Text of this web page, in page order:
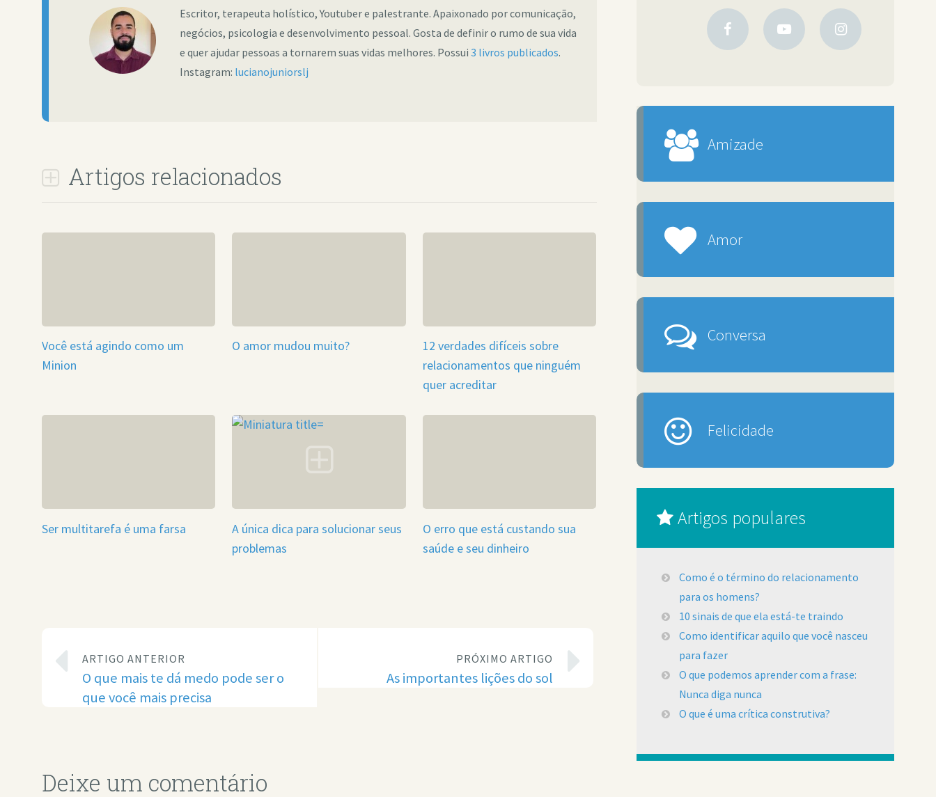
Escritor, terapeuta holístico, Youtuber e palestrante. Apaixonado por comunicação,
negócios, psicologia e desenvolvimento pessoal. Gosta de definir o rumo de sua vida
e quer ajudar pessoas a tornarem suas vidas melhores. Possui 3 livros publicados.
Instagram: lucianojuniorslj
Artigos relacionados
Você está agindo como um
Minion
O amor mudou muito?
12 verdades difíceis sobre
relacionamentos que ninguém
quer acreditar
Ser multitarefa é uma farsa
A única dica para solucionar seus
problemas
O erro que está custando sua
saúde e seu dinheiro
ARTIGO ANTERIOR
O que mais te dá medo pode ser o
que você mais precisa
PRÓXIMO ARTIGO
As importantes lições do sol
Deixe um comentário
Amizade
Amor
Conversa
Felicidade
Artigos populares
Como é o término do relacionamento
para os homens?
10 sinais de que ela está-te traindo
Como identificar aquilo que você nasceu
para fazer
O que podemos aprender com a frase:
Nunca diga nunca
O que é uma crítica construtiva?